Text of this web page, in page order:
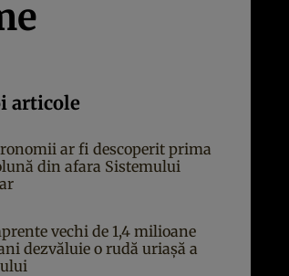
articole
ar fi descoperit prima
din afara Sistemului
vechi de 1,4 milioane
dezvăluie o rudă uriașă a